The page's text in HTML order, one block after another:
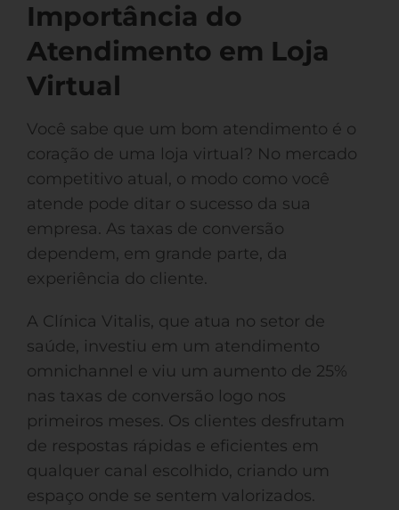
Importância do
Atendimento em Loja
Virtual
Você sabe que um bom atendimento é o
coração de uma loja virtual? No mercado
competitivo atual, o modo como você
atende pode ditar o sucesso da sua
empresa. As taxas de conversão
dependem, em grande parte, da
experiência do cliente.
A Clínica Vitalis, que atua no setor de
saúde, investiu em um atendimento
omnichannel e viu um aumento de 25%
nas taxas de conversão logo nos
primeiros meses. Os clientes desfrutam
de respostas rápidas e eficientes em
qualquer canal escolhido, criando um
espaço onde se sentem valorizados.